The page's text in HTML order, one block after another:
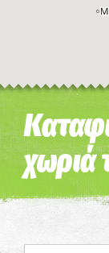
χωριά